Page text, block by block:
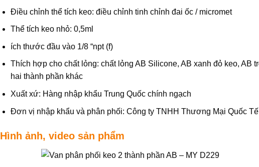
Điều chỉnh thể tích keo: điều chỉnh tinh chỉnh đai ốc / micromet
Thể tích keo nhỏ: 0,5ml
ích thước đầu vào 1/8 “npt (f)
Thích hợp cho chất lỏng: chất lỏng AB Silicone, AB xanh đỏ keo, AB
hai thành phần khác
Xuất xứ: Hàng nhập khẩu Trung Quốc chính ngạch
Đơn vị nhập khẩu và phân phối: Công ty TNHH Thương Mại Quốc
Hình ảnh, video sản phẩm